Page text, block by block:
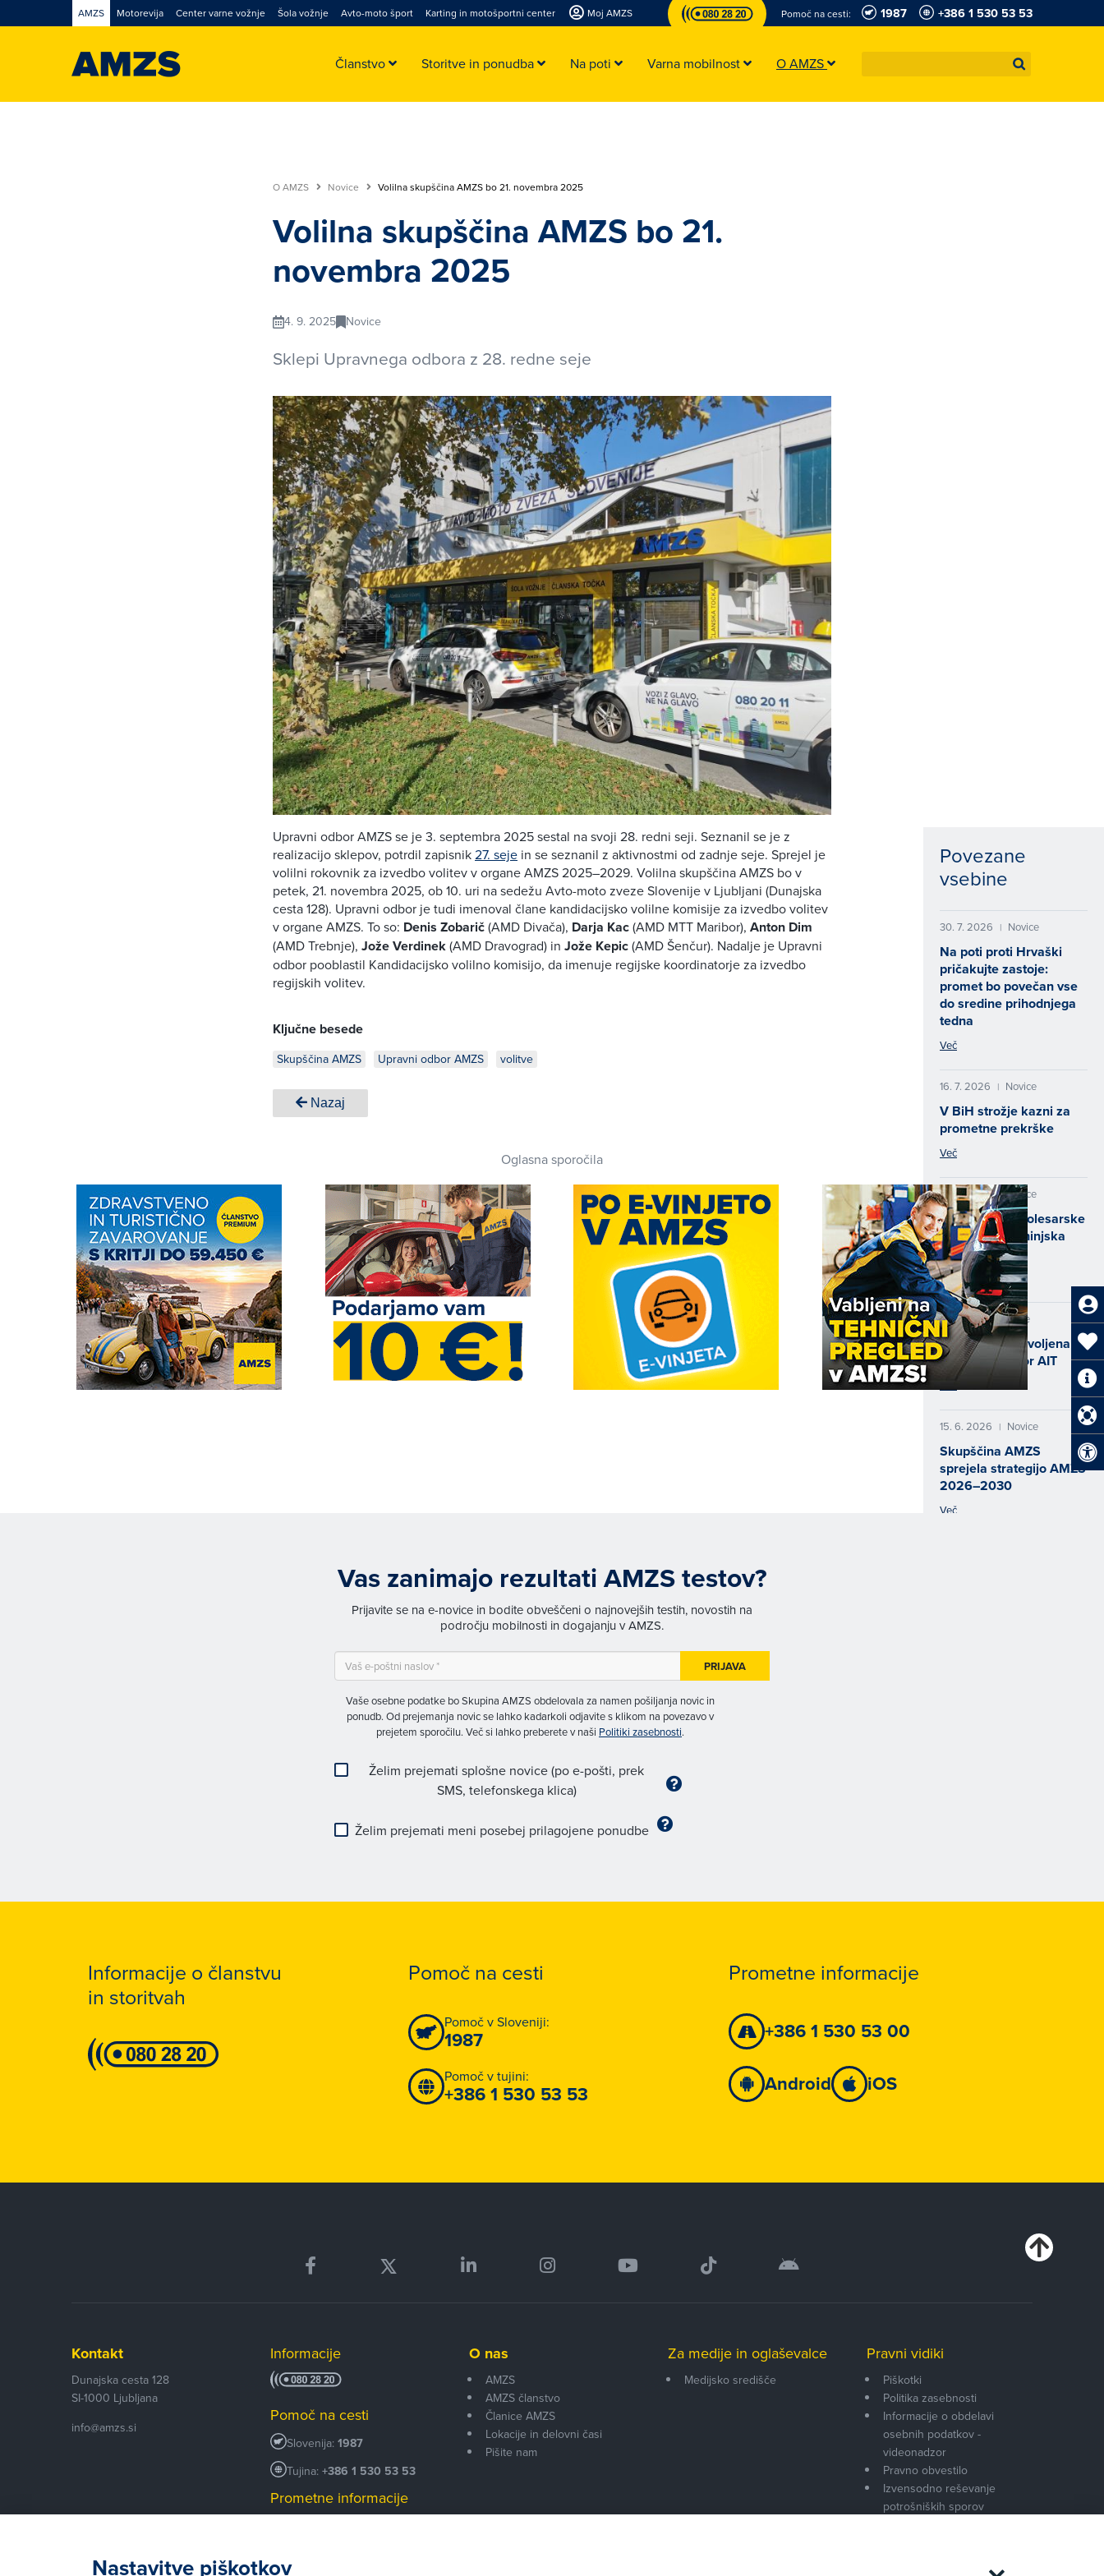
AMZS Motorevija Center varne vožnje Šola vožnje Avto-moto šport Karting in motošportni center Moj AMZS Pomoč na cesti: 1987 +386 1 530 53 53
Članstvo Storitve in ponudba Na poti Varna mobilnost O AMZS
O AMZS Novice Volilna skupščina AMZS bo 21. novembra 2025
Volilna skupščina AMZS bo 21.
novembra 2025
4. 9. 2025 Novice
Sklepi Upravnega odbora z 28. redne seje
Upravni odbor AMZS se je 3. septembra 2025 sestal na svoji 28. redni seji. Seznanil se je z
realizacijo sklepov, potrdil zapisnik27. seje in se seznanil z aktivnostmi od zadnje seje. Sprejel je
volilni rokovnik za izvedbo volitev v organe AMZS 2025–2029. Volilna skupščina AMZS bo v
petek, 21. novembra 2025, ob 10. uri na sedežu Avto-moto zveze Slovenije v Ljubljani (Dunajska
cesta 128). Upravni odbor je tudi imenoval člane kandidacijsko volilne komisije za izvedbo volitev
v organe AMZS. To so: Denis Zobarič(AMD Divača), Darja Kac(AMD MTT Maribor), Anton Dim
(AMD Trebnje), Jože Verdinek(AMD Dravograd) in Jože Kepic(AMD Šenčur). Nadalje je Upravni
odbor pooblastil Kandidacijsko volilno komisijo, da imenuje regijske koordinatorje za izvedbo
regijskih volitev.
Ključne besede
Skupščina AMZS Upravni odbor AMZS volitve
Nazaj
Povezane
vsebine
30. 7. 2026 | Novice
Na poti proti Hrvaški
pričakujte zastoje:
promet bo povečan vse
do sredine prihodnjega
tedna
Več
16. 7. 2026 | Novice
V BiH strožje kazni za
prometne prekrške
Več
10. 7. 2026 | Novice
Odprtje nove kolesarske
poti Bled – Bohinjska
Bistrica
Več
1. 7. 2026 | Novice
Nada Pavšin izvoljena v
vodstveni odbor AIT
15. 6. 2026 | Novice
Skupščina AMZS
sprejela strategijo AMZS
2026–2030
Več
Oglasna sporočila
Vas zanimajo rezultati AMZS testov?
Prijavite se na e-novice in bodite obveščeni o najnovejših testih, novostih na
področju mobilnosti in dogajanju v AMZS.
Vaše osebne podatke bo Skupina AMZS obdelovala za namen pošiljanja novic in
ponudb. Od prejemanja novic se lahko kadarkoli odjavite s klikom na povezavo v
prejetem sporočilu. Več si lahko preberete v naši Politiki zasebnosti.
Želim prejemati splošne novice (po e-pošti, prek
SMS, telefonskega klica)
Želim prejemati meni posebej prilagojene ponudbe
PRIJAVA
Informacije o članstvu
in storitvah
Pomoč na cesti
Pomoč v Sloveniji:
1987
Pomoč v tujini:
+386 1 530 53 53
Prometne informacije
+386 1 530 53 00
Android
iOS
Kontakt
Dunajska cesta 128
SI-1000 Ljubljana
info@amzs.si
Informacije
Pomoč na cesti
Slovenija: 1987
Tujina: +386 1 530 53 53
Prometne informacije
O nas
AMZS
AMZS članstvo
Članice AMZS
Lokacije in delovni časi
Pišite nam
Za medije in oglaševalce
Medijsko središče
Pravni vidiki
Piškotki
Politika zasebnosti
Informacije o obdelavi
osebnih podatkov -
videonadzor
Pravno obvestilo
Izvensodno reševanje
potrošniških sporov
Nastavitve piškotkov